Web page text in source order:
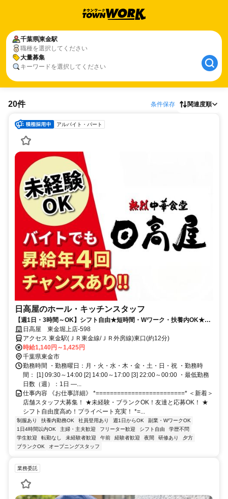
千葉県東金駅
職種を選択してください
大量募集
キーワードを選択してください
20件 条件保存 関連度順
アルバイト・パート
日高屋のホール・キッチンスタッフ
【週1日・3時間～OK】シフト自由★短時間・Wワーク・扶養内OK★食
事補助あり
日高屋 東金堀上店-598
アクセス 東金駅(ＪＲ東金線/ＪＲ外房線)東口(約12分)
時給1,140円～1,425円
千葉県東金市
勤務時間 ・勤務曜日：月・火・水・木・金・土・日・祝 ・勤務時
間： [1] 09:30～14:00 [2] 14:00～17:00 [3] 22:00～00:00 ・最低勤務
日数（週）：1日 ―...
仕事内容 《お仕事詳細》 *=========================* ＜新着＞
店舗スタッフ大募集！ ★未経験・ブランクOK！友達と応募OK！ ★
シフト自由度高め！プライベート充実！ *=...
制服あり 扶養内勤務OK 社員登用あり 週1日からOK
副業・WワークOK
1日4時間以内OK
主婦・主夫歓迎 フリーター歓迎 シフト自由
学歴不問
学生歓迎
転勤なし 未経験者歓迎 午前 経験者歓迎 夜間 研修あり
夕方
ブランクOK
オープニングスタッフ
業務委託